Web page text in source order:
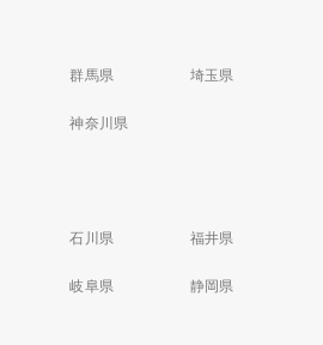
群馬県 埼玉県
神奈川県
石川県 福井県
岐阜県 静岡県